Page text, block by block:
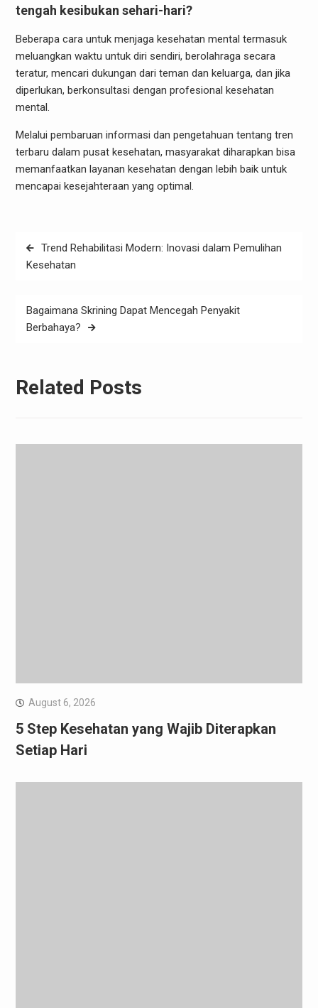
tengah kesibukan sehari-hari?
Beberapa cara untuk menjaga kesehatan mental termasuk
meluangkan waktu untuk diri sendiri, berolahraga secara
teratur, mencari dukungan dari teman dan keluarga, dan jika
diperlukan, berkonsultasi dengan profesional kesehatan
mental.
Melalui pembaruan informasi dan pengetahuan tentang tren
terbaru dalam pusat kesehatan, masyarakat diharapkan bisa
memanfaatkan layanan kesehatan dengan lebih baik untuk
mencapai kesejahteraan yang optimal.
Post
navigation
Trend Rehabilitasi Modern: Inovasi dalam Pemulihan
Kesehatan
Bagaimana Skrining Dapat Mencegah Penyakit
Berbahaya?
Related Posts
August 6, 2026
5 Step Kesehatan yang Wajib Diterapkan
Setiap Hari